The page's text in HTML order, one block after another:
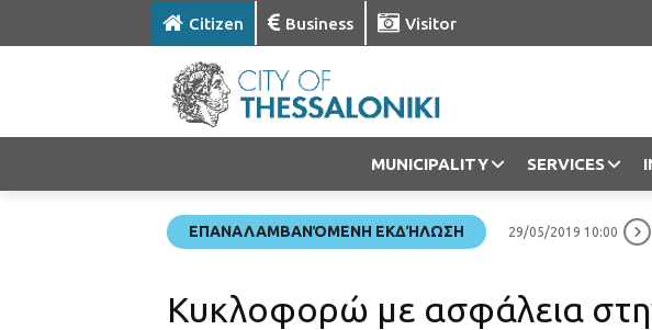
Citizen Business Visitor
MUNICIPALITY SERVICES
ΕΠΑΝΑΛΑΜΒΑΝΌΜΕΝΗ ΕΚΔΉΛΩΣΗ 29/05/2019 10:00
Κυκλοφορώ με ασφάλεια